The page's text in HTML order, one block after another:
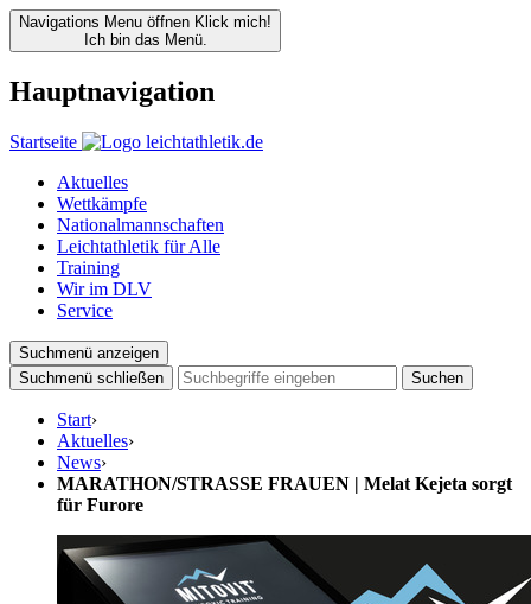
Navigations Menu öffnen Klick mich!
Ich bin das Menü.
Hauptnavigation
Startseite
Aktuelles
Wettkämpfe
Nationalmannschaften
Leichtathletik für Alle
Training
Wir im DLV
Service
Suchmenü anzeigen
Suchmenü schließen
Suchen
Start›
Aktuelles›
News›
MARATHON/STRASSE FRAUEN | Melat Kejeta sorgt
für Furore